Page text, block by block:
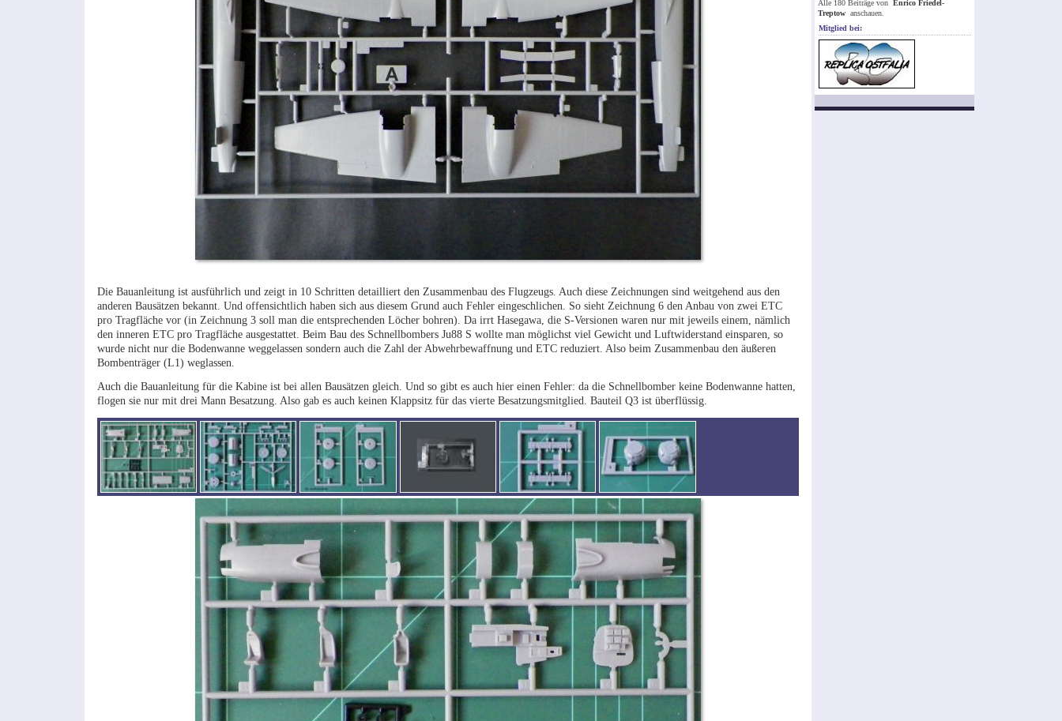
Die Bauanleitung ist ausführlich und zeigt in 10 Schritten detailliert den Zusammenbau des Flugzeugs. Auch diese Zeichnungen sind weitgehend aus den
anderen Bausätzen bekannt. Und offensichtlich haben sich aus diesem Grund auch Fehler eingeschlichen. So sieht Zeichnung 6 den Anbau von zwei ETC
pro Tragfläche vor (in Zeichnung 3 soll man die entsprechenden Löcher bohren). Da irrt Hasegawa, die S-Versionen waren nur mit jeweils einem, nämlich
den inneren ETC pro Tragfläche ausgestattet. Beim Bau des Schnellbombers Ju88 S wollte man möglichst viel Gewicht und Luftwiderstand einsparen, so
wurde nicht nur die Bodenwanne weggelassen sondern auch die Zahl der Abwehrbewaffnung und ETC reduziert. Also beim Zusammenbau den äußeren
Bombenträger (L1) weglassen.
Auch die Bauanleitung für die Kabine ist bei allen Bausätzen gleich. Und so gibt es auch hier einen Fehler: da die Schnellbomber keine Bodenwanne hatten,
flogen sie nur mit drei Mann Besatzung. Also gab es auch keinen Klappsitz für das vierte Besatzungsmitglied. Bauteil Q3 ist überflüssig.
Alle 180 Beiträge von Enrico Friedel-
Treptow anschauen.
Mitglied bei: